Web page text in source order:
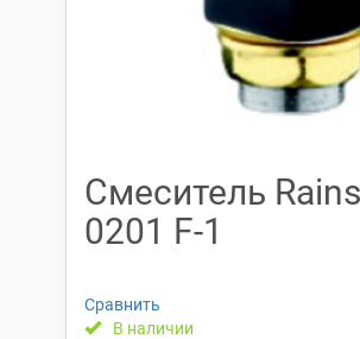
Смеситель
0201 F-1
Сравнить
В наличии